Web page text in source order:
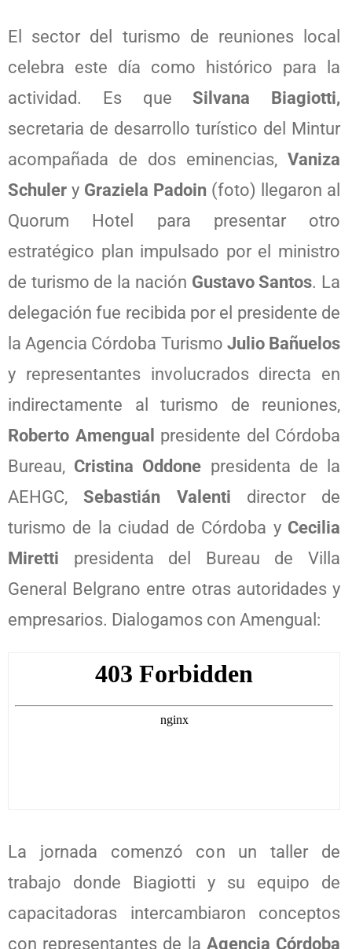
El sector del turismo de reuniones local
celebra este día como histórico para la
actividad. Es queSilvana Biagiotti,
secretaria de desarrollo turístico del Mintur
acompañada de dos eminencias, Vaniza
Schuler y Graziela Padoin (foto) llegaron al
Quorum Hotel para presentar otro
estratégico plan impulsado por el ministro
de turismo de la nación Gustavo Santos. La
delegación fue recibida por el presidente de
la Agencia Córdoba Turismo Julio Bañuelos
y representantes involucrados directa en
indirectamente al turismo de reuniones,
Roberto Amengual presidente del Córdoba
Bureau, Cristina Oddone presidenta de la
AEHGC,Sebastián Valenti director de
turismo de la ciudad de Córdoba y Cecilia
Miretti presidenta del Bureau de Villa
General Belgrano entre otras autoridades y
empresarios. Dialogamos con Amengual:
La jornada comenzó con un taller de
trabajo donde Biagiotti y su equipo de
capacitadoras intercambiaron conceptos
con representantes de la Agencia Córdoba